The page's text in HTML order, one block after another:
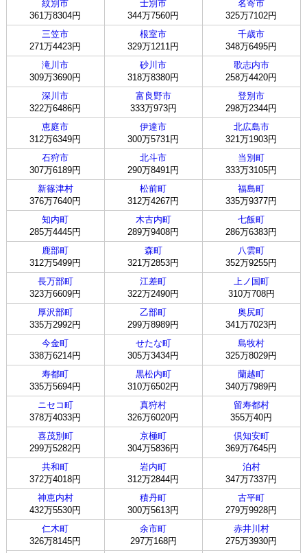
紋別市
361万8304円
士別市
344万7560円
名寄市
325万7102円
三笠市
271万4423円
根室市
329万1211円
千歳市
348万6495円
滝川市
309万3690円
砂川市
318万8380円
歌志内市
258万4420円
深川市
322万6486円
富良野市
333万973円
登別市
298万2344円
恵庭市
312万6349円
伊達市
300万5731円
北広島市
321万1903円
石狩市
307万6189円
北斗市
290万8491円
当別町
333万3105円
新篠津村
376万7640円
松前町
312万4267円
福島町
335万9377円
知内町
285万4445円
木古内町
289万9408円
七飯町
286万6383円
鹿部町
312万5499円
森町
321万2853円
八雲町
352万9255円
長万部町
323万6609円
江差町
322万2490円
上ノ国町
310万708円
厚沢部町
335万2992円
乙部町
299万8989円
奥尻町
341万7023円
今金町
338万6214円
せたな町
305万3434円
島牧村
325万8029円
寿都町
335万5694円
黒松内町
310万6502円
蘭越町
340万7989円
ニセコ町
378万4033円
真狩村
326万6020円
留寿都村
355万40円
喜茂別町
299万5282円
京極町
304万5836円
倶知安町
369万7645円
共和町
372万4018円
岩内町
312万2844円
泊村
347万7337円
神恵内村
432万5530円
積丹町
300万5613円
古平町
279万9928円
仁木町
326万8145円
余市町
297万168円
赤井川村
275万3930円